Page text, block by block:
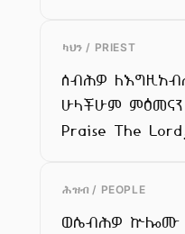
ካህን / PRIEST
ሰብሕዎ
ሁላችሁም
Praise The
ሕዝብ / PEOPLE
ወሴብሕዎ ኵሎሙ